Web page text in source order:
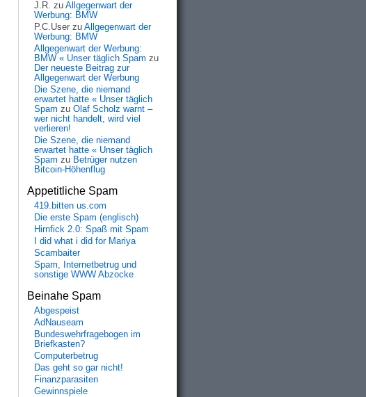
J.R. zu Allgegenwart der
Werbung: BMW
P.C.User zu Allgegenwart der
Werbung: BMW
Allgegenwart der Werbung:
BMW « Unser täglich Spam zu
Der neueste Beitrag zur
Allgegenwart der Werbung
Die Szene, die niemand
erwartet hatte « Unser täglich
Spam zu Olaf Scholz warnt –
wer nicht handelt, wird viel
verlieren!
Die Szene, die niemand
erwartet hatte « Unser täglich
Spam zu Betrüger nutzen
Bitcoin-Höhenflug
Appetitliche Spam
419.bitten us.com
Die erste Spam (englisch)
Hirnfick 2.0: Spaß mit Spam
I did what i did for Mariya
Scambaiter
Spam, Internetbetrug und
sonstige WWW Abzocke
Beinahe Spam
Abgespeist
AdNauseam
Bundeswehrfragebogen im
Briefkasten?
Computerbetrug
Das geht so gar nicht!
Finanzparasiten
Gewinnspiele